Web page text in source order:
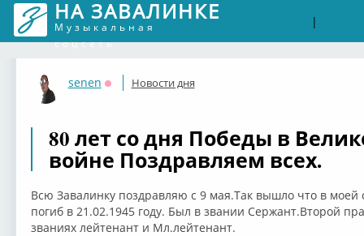
НА ЗАВАЛИНКЕ
Музыкальная
соцсеть
|
senen
Оффлайн
Новости дня
80 лет со дня Победы в
войне Поздравляем всех.
Всю Завалинку поздравляю с 9 мая.Так вышло что в
погиб в 21.02.1945 году. Был в звании Сержант.Второй
званиях лейтенант и Мл.лейтенант.